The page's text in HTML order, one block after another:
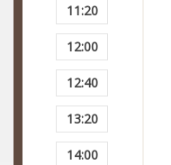
Hiperatividade
Insegurança
Perda
11:20
12:00
12:40
13:20
14:00